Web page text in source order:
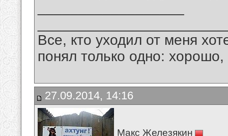
Все, кто уходил от меня
понял только одно:
27.09.2014, 14:16
Макс Железякин